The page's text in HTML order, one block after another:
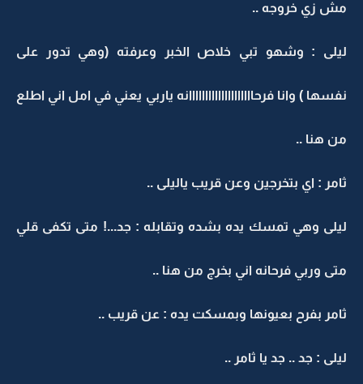
مش زي خروجه ..
ليلى : وشهو تبي خلاص الخبر وعرفته (وهي تدور على
نفسها ) وانا فرحاااااااااااااااااااانه ياربي يعني في امل اني اطلع
من هنا ..
ثامر : اي بتخرجين وعن قريب ياليلى ..
ليلى وهي تمسك يده بشده وتقابله : جد...! متى تكفى قلي
متى وربي فرحانه اني بخرج من هنا ..
ثامر بفرح بعيونها وبمسكت يده : عن قريب ..
ليلى : جد .. جد يا ثامر ..